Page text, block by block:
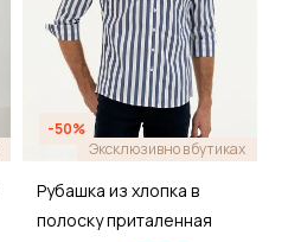
-50%
Эксклюзивно в бутиках
Рубашка из хлопка в
полоску приталенная